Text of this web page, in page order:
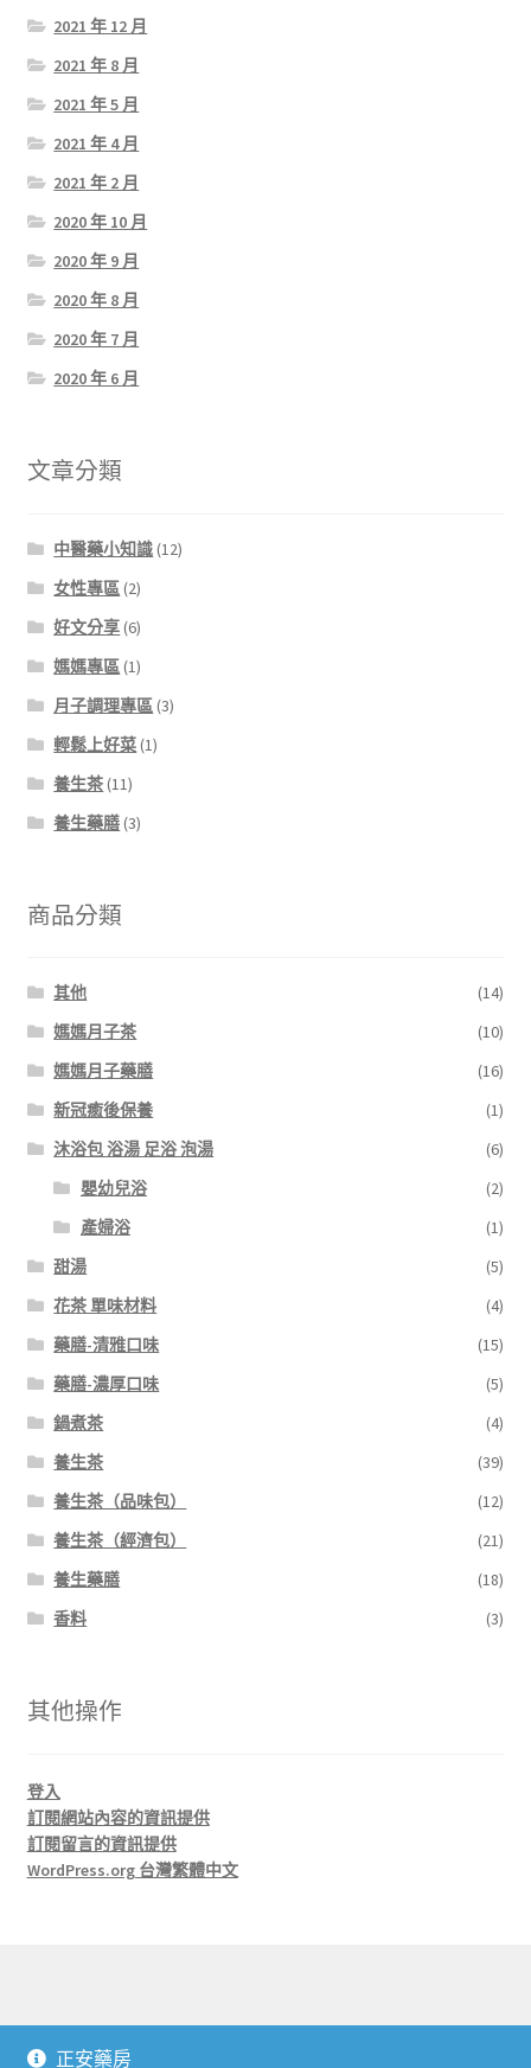
2021 年 12 月
2021 年 8 月
2021 年 5 月
2021 年 4 月
2021 年 2 月
2020 年 10 月
2020 年 9 月
2020 年 8 月
2020 年 7 月
2020 年 6 月
文章分類
中醫藥小知識 (12)
女性專區 (2)
好文分享 (6)
媽媽專區 (1)
月子調理專區 (3)
輕鬆上好菜 (1)
養生茶 (11)
養生藥膳 (3)
商品分類
其他
(14)
媽媽月子茶
(10)
媽媽月子藥膳
(16)
新冠癒後保養
(1)
沐浴包 浴湯 足浴 泡湯
(6)
嬰幼兒浴
(2)
產婦浴
(1)
甜湯
(5)
花茶 單味材料
(4)
藥膳-清雅口味
(15)
藥膳-濃厚口味
(5)
鍋煮茶
(4)
養生茶
(39)
養生茶（品味包）
(12)
養生茶（經濟包）
(21)
養生藥膳
(18)
香料
(3)
其他操作
登入
訂閱網站內容的資訊提供
訂閱留言的資訊提供
WordPress.org 台灣繁體中文
正安藥房